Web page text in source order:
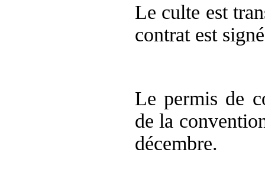
Le culte est
contrat est
Le permis de
de la
décembre.